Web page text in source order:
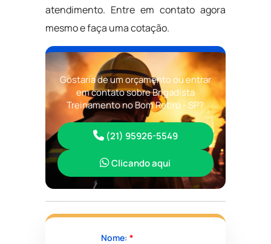
atendimento. Entre em contato agora
mesmo e faça uma cotação.
Gostaria de um orçamento ou entrar
em contato sobre Brigadista
Treinamento no Bom Retiro - SP?
(21) 95926-5549
Clicando aqui
Nome: *